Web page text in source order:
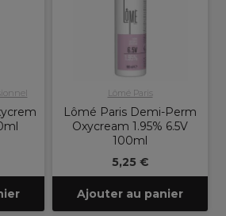
Lômé Paris
Lômé Paris Demi-Perm
Oxycream 1.95% 6.5V
100ml
5,25 €
Ajouter au panier